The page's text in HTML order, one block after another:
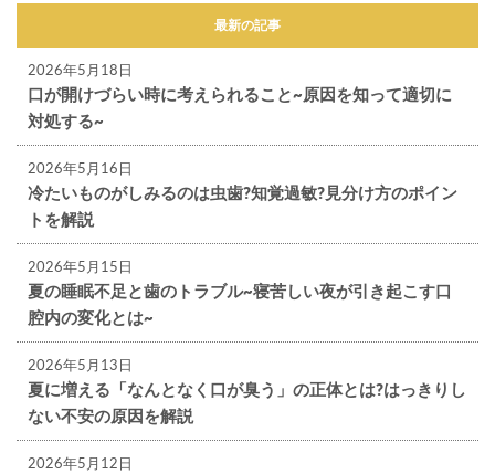
最新の記事
2026年5月18日
口が開けづらい時に考えられること~原因を知って適切に
対処する~
2026年5月16日
冷たいものがしみるのは虫歯?知覚過敏?見分け方のポイン
トを解説
2026年5月15日
夏の睡眠不足と歯のトラブル~寝苦しい夜が引き起こす口
腔内の変化とは~
2026年5月13日
夏に増える「なんとなく口が臭う」の正体とは?はっきりし
ない不安の原因を解説
2026年5月12日